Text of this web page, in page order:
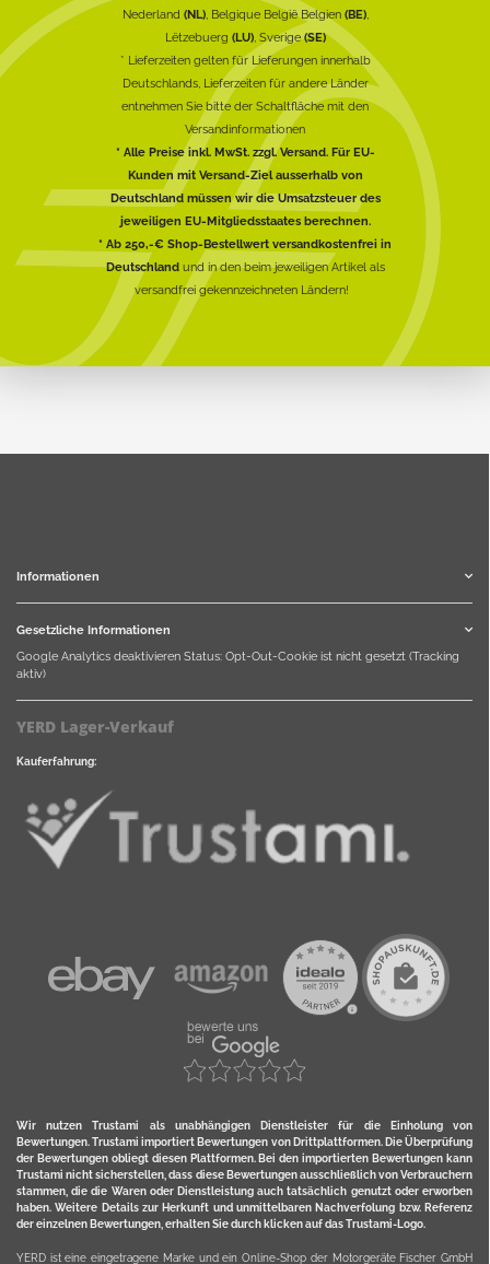
Nederland (NL), Belgique België Belgien (BE),
Lëtzebuerg (LU), Sverige(SE)
* Lieferzeiten gelten für Lieferungen innerhalb
Deutschlands, Lieferzeiten für andere Länder
entnehmen Sie bitte der Schaltfläche mit den
Versandinformationen
* Alle Preise inkl. MwSt. zzgl. Versand. Für EU-
Kunden mit Versand-Ziel ausserhalb von
Deutschland müssen wir die Umsatzsteuer des
jeweiligen EU-Mitgliedsstaates berechnen.
* Ab 250,-€ Shop-Bestellwert versandkostenfrei in
Deutschlandund in den beim jeweiligen Artikel als
versandfrei gekennzeichneten Ländern!
Informationen
Gesetzliche Informationen
Google Analytics deaktivieren Status: Opt-Out-Cookie ist nicht gesetzt (Tracking
aktiv)
YERD Lager-Verkauf
Kauferfahrung:
Wir nutzen Trustami als unabhängigen Dienstleister für die Einholung von
Bewertungen. Trustami importiert Bewertungen von Drittplattformen. Die Überprüfung
der Bewertungen obliegt diesen Plattformen. Bei den importierten Bewertungen kann
Trustami nicht sicherstellen, dass diese Bewertungen ausschließlich von Verbrauchern
stammen, die die Waren oder Dienstleistung auch tatsächlich genutzt oder erworben
haben. Weitere Details zur Herkunft und unmittelbaren Nachverfolung bzw. Referenz
der einzelnen Bewertungen, erhalten Sie durch klicken auf das Trustami-Logo.
YERD ist eine eingetragene Marke und ein Online-Shop der Motorgeräte Fischer GmbH